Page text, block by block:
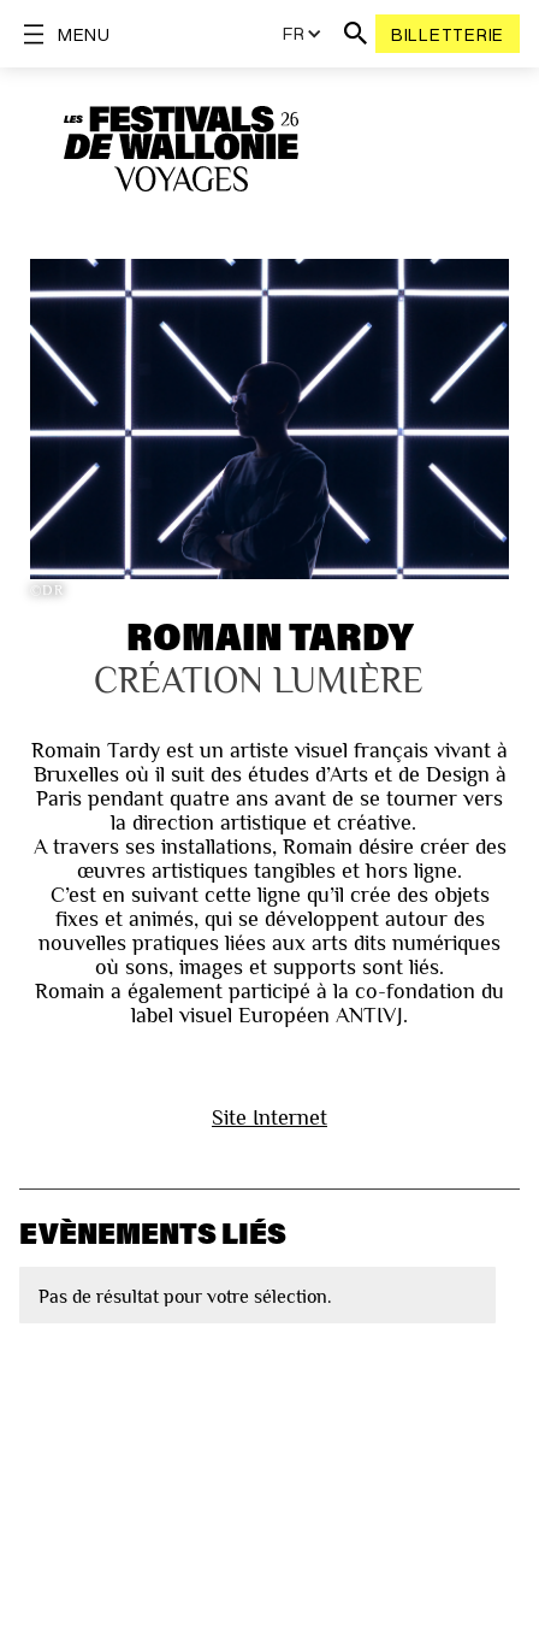
FR BILLETTERIE
MENU
©DR
ROMAIN TARDY
CRÉATION LUMIÈRE
Romain Tardy est un artiste visuel français vivant à
Bruxelles où il suit des études d’Arts et de Design à
Paris pendant quatre ans avant de se tourner vers
la direction artistique et créative.
A travers ses installations, Romain désire créer des
œuvres artistiques tangibles et hors ligne.
C’est en suivant cette ligne qu’il crée des objets
fixes et animés, qui se développent autour des
nouvelles pratiques liées aux arts dits numériques
où sons, images et supports sont liés.
Romain a également participé à la co-fondation du
label visuel Européen ANTIVJ.
Site Internet
EVÈNEMENTS LIÉS
Pas de résultat pour votre sélection.